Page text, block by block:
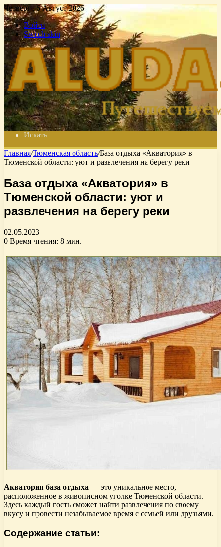
Четверг , 6 Август 2026
Войти
Switch skin
Искать
Главная/Тюменская область/База отдыха «Акватория» в
Тюменской области: уют и развлечения на берегу реки
База отдыха «Акватория» в
Тюменской области: уют и
развлечения на берегу реки
02.05.2023
0 Время чтения: 8 мин.
Акватория база отдыха — это уникальное место,
расположенное в живописном уголке Тюменской области.
Здесь каждый гость сможет найти развлечения по своему
вкусу и провести незабываемое время с семьей или друзьями.
Содержание статьи: